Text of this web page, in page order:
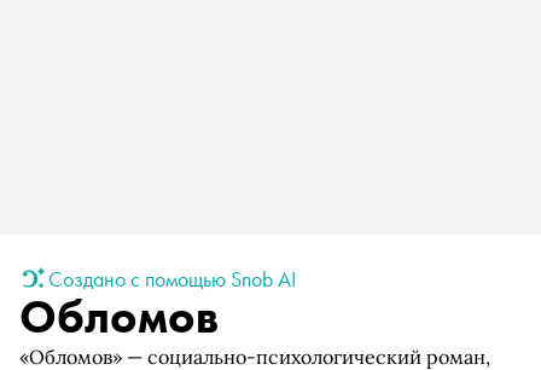
Создано с помощью Snob AI
Обломов
«Обломов» — социально-психологический роман,